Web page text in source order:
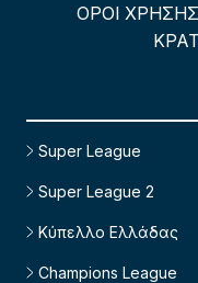
ΟΡΟΙ ΧΡΗΣΗΣ
Super League
Super League 2
Κύπελλο Ελλάδας
Champions League